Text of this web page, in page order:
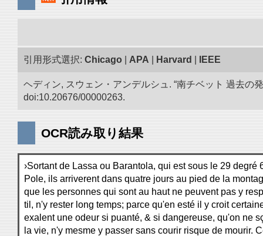
引用形式選択: Chicago APA Harvard IEEE
ヘディン, スウェン・アンデルシュ. “南チベット 過去の
doi:10.20676/00000263.
OCR読み取り結果
›Sortant de Lassa ou Barantola, qui est sous le 29 degré
Pole, ils arriverent dans quatre jours au pied de la
que les personnes qui sont au haut ne peuvent pas y
til, n'y rester long temps; parce qu'en esté il y croit
exalent une odeur si puanté, & si dangereuse, qu'on ne
la vie, n'y mesme y passer sans courir risque de mourir.